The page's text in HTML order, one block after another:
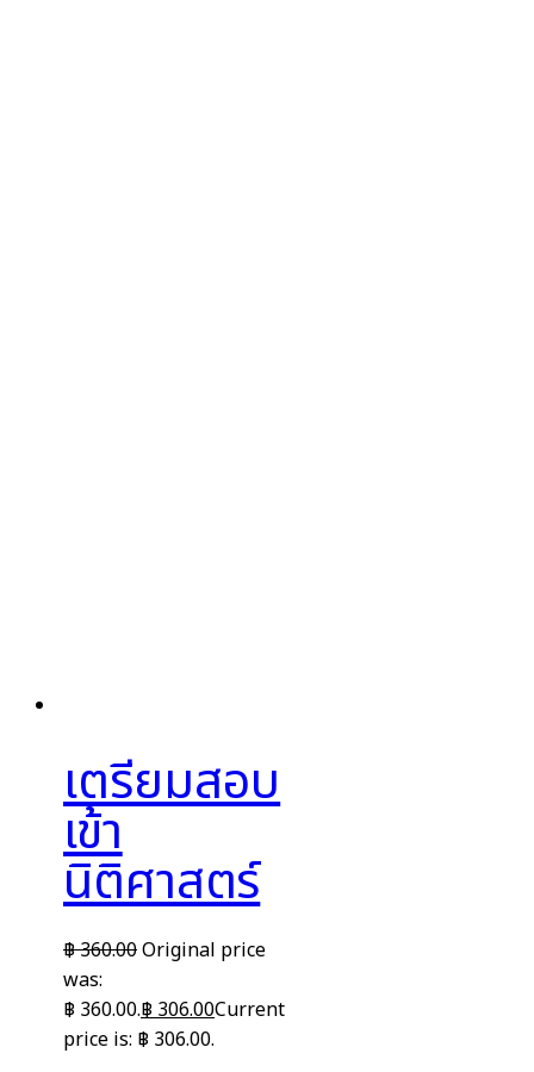
เตรียมสอบ
เข้า
นิติศาสตร์
฿360.00Original price
was:
฿ 360.00.฿306.00Current
price is: ฿ 306.00.